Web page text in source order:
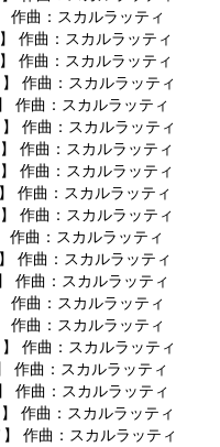
曲：スカルラッティ
作曲：スカルラッティ
作曲：スカルラッティ
作曲：スカルラッティ
曲：スカルラッティ
作曲：スカルラッティ
作曲：スカルラッティ
作曲：スカルラッティ
曲：スカルラッティ
作曲：スカルラッティ
曲：スカルラッティ
曲：スカルラッティ
曲：スカルラッティ
曲：スカルラッティ
曲：スカルラッティ
作曲：スカルラッティ
曲：スカルラッティ
曲：スカルラッティ
作曲：スカルラッティ
作曲：スカルラッティ